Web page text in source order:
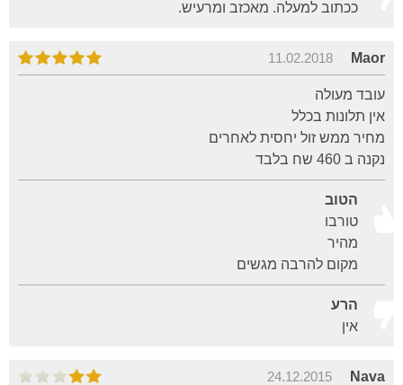
ככתוב למעלה. מאכזב ומרעיש.
Maor
11.02.2018
עובד מעולה
אין תלונות בכלל
מחיר ממש זול יחסית לאחרים
נקנה ב 460 שח בלבד
הטוב
טורבו
מהיר
מקום להרבה מגשים
הרע
אין
Nava
24.12.2015